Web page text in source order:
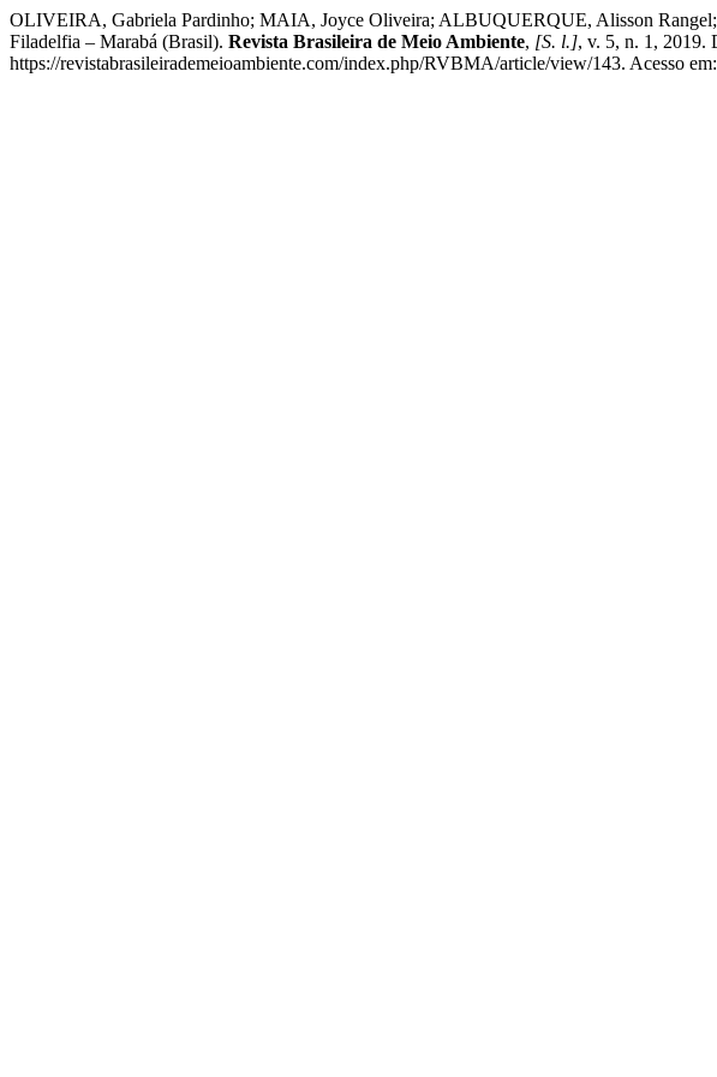
OLIVEIRA, Gabriela Pardinho; MAIA, Joyce Oliveira; ALBUQUERQUE, Alisson Rangel;
Filadelfia – Marabá (Brasil). Revista Brasileira de Meio Ambiente, [S. l.], v. 5, n. 1, 2019.
https://revistabrasileirademeioambiente.com/index.php/RVBMA/article/view/143. Acesso